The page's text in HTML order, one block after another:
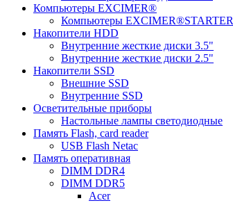
Компьютеры EXCIMER®
Компьютеры EXCIMER®STARTER
Накопители HDD
Внутренние жесткие диски 3.5"
Внутренние жесткие диски 2.5"
Накопители SSD
Внешние SSD
Внутренние SSD
Осветительные приборы
Настольные лампы светодиодные
Память Flash, card reader
USB Flash Netac
Память оперативная
DIMM DDR4
DIMM DDR5
Acer